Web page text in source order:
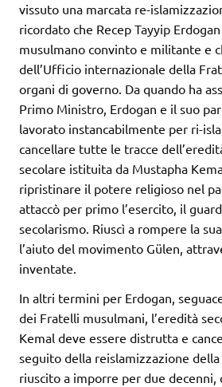
vissuto una marcata re-
ricordato che Recep Tayyip
musulmano convinto e militante e
dell’Ufficio internazionale della
organi di governo. Da quando ha
Primo Ministro, Erdogan e il suo
lavorato instancabilmente per ri-
cancellare tutte le tracce
secolare istituita da Mustapha
ripristinare il potere religioso nel
attaccò per primo l’esercito, il
secolarismo. Riuscì a rompere la
l’aiuto del movimento Gülen,
inventate.
In altri termini per Erdogan,
dei Fratelli musulmani, l’eredità
Kemal deve essere distrutta e
seguito della reislamizzazione della
riuscito a imporre per due decenni,